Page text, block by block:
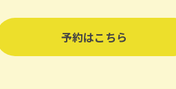
予約はこちら